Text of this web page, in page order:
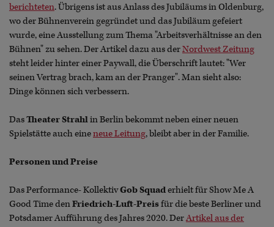
berichteten. Übrigens ist aus Anlass des Jubiläums in Oldenburg,
wo der Bühnenverein gegründet und das Jubiläum gefeiert
wurde, eine Ausstellung zum Thema "Arbeitsverhältnisse an den
Bühnen" zu sehen. Der Artikel dazu aus derNordwest Zeitung
steht leider hinter einer Paywall, die Überschrift lautet: "Wer
seinen Vertrag brach, kam an der Pranger". Man sieht also:
Dinge können sich verbessern.
DasTheater Strahlin Berlin bekommt neben einer neuen
Spielstätte auch eineneue Leitung, bleibt aber in der Familie.
Personen und Preise
Das Performance- KollektivGob Squaderhielt für Show Me A
Good Time denFriedrich-Luft-Preisfür die beste Berliner und
Potsdamer Aufführung des Jahres 2020. DerArtikel aus der